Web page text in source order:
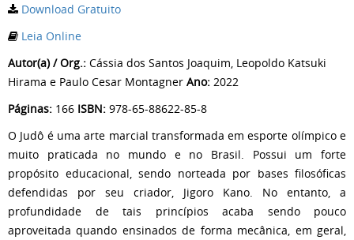
Download Gratuito
Leia Online
Autor(a) / Org.: Cássia dos Santos Joaquim, Leopoldo Katsuki
Hirama e Paulo Cesar Montagner Ano: 2022
Páginas: 166 ISBN: 978-65-88622-85-8
O Judô é uma arte marcial transformada em esporte olímpico e
muito praticada no mundo e no Brasil. Possui um forte
propósito educacional, sendo norteada por bases filosóficas
defendidas por seu criador, Jigoro Kano. No entanto, a
profundidade de tais princípios acaba sendo pouco
aproveitada quando ensinados de forma mecânica, em geral,